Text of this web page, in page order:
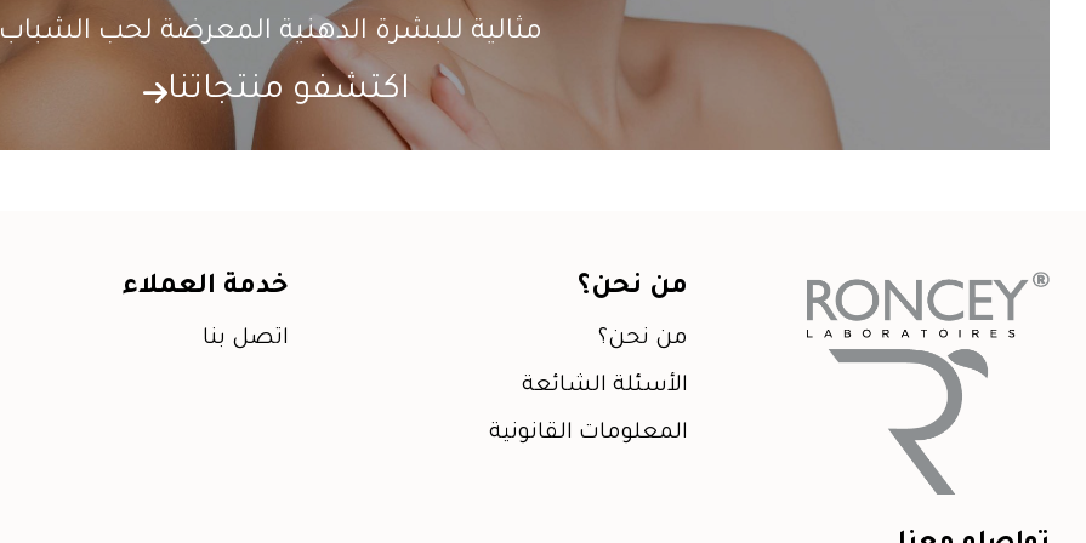
مثالية للبشرة الدهنية المعرضة لحب الشباب
اكتشفو منتجاتنا
من نحن؟
من نحن؟
الأسئلة الشائعة
المعلومات القانونية
خدمة العملاء
اتصل بنا